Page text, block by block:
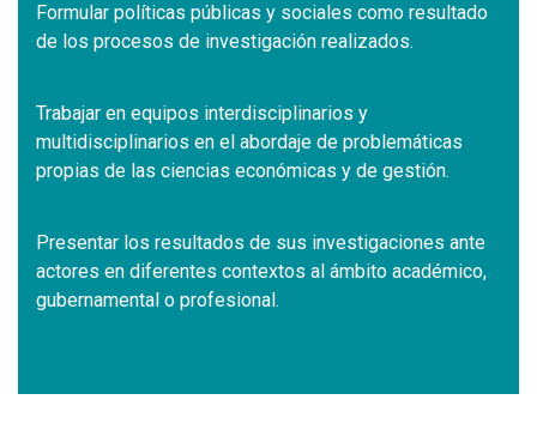
Formular políticas públicas y sociales como resultado
de los procesos de investigación realizados.
Trabajar en equipos interdisciplinarios y
multidisciplinarios en el abordaje de problemáticas
propias de las ciencias económicas y de gestión.
Presentar los resultados de sus investigaciones ante
actores en diferentes contextos al ámbito académico,
gubernamental o profesional.